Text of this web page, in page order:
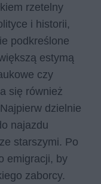
rzetelny
i historii,
podkreślone
estymą
czy
się również
dzielnie
najazdu
starszymi. Po
emigracji, by
zaborcy.